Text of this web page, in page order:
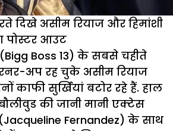
दिखे असीम रियाज और हिमांशी
पोस्टर आउट
Boss 13) के सबसे चहीते
अप रह चुके असीम रियाज
काफी सुर्खियां बटोर रहे हैं. हाल
की जानी मानी एक्टेस
Fernandez) के साथ